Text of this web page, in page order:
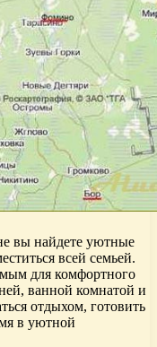
вы найдете уютные
всей семьей.
для комфортного
ванной комнатой и
отдыхом, готовить
в уютной